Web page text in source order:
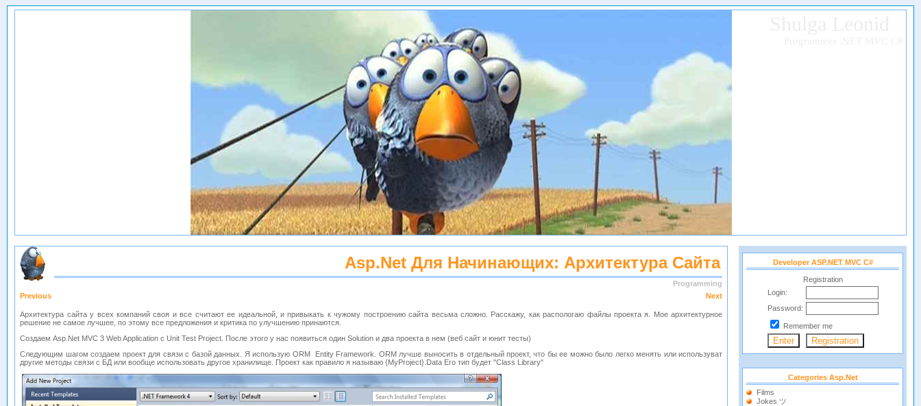
Developer ASP.NET MVC C#
Registration
Login:
Password:
Remember me
Categories Asp.net
Films
Jokes ツ
Asp.net Для Начинающих: Архитектура Сайта
Programming
Previous
Next
Архитектура сайта у всех компаний своя и все считают ее идеальной, и привыкать к чужому построению сайта весьма сложно. Расскажу, как распологаю файлы проекта я. Мое архитектурное
решение не самое лучшее, по этому все предложения и критика по улучшению принаются.
Создаем Asp.Net MVC 3 Web Application с Unit Test Project. После этого у нас появиться один Solution и два проекта в нем (веб сайт и юнит тесты)
Следующим шагом создаем проект для связи с базой данных. Я использую ORM Entity Framework. ORM лучше выносить в отдельный проект, что бы ее можно было легко менять или используват
другие методы связи с БД или вообще использовать другое хранилище. Проект как правило я называю {MyProject}.Data Его тип будет "Class Library"